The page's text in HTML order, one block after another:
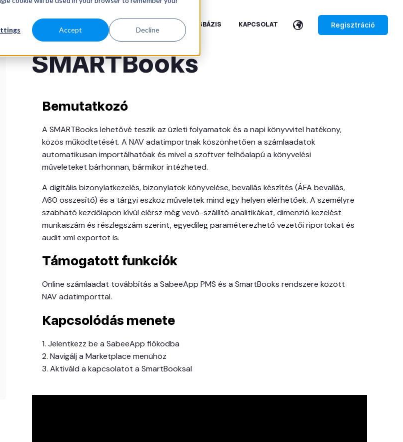
Accept Decline
MEGOLDÁSOK ÜGYFELEINK TUDÁSBÁZIS KAPCSOLAT Regisztráció
SMARTBooks
Bemutatkozó
A SMARTBooks lehetővé teszik az üzleti folyamatok és a napi könyvvitel hatékony,
közös működtetését. A NAV adatimportnak köszönhetően a számlaadatok
automatikusan importálhatóak és mivel a szoftver felhőalapú a könyvelési
műveleteket bárhonnan, bármikor intézheted.
A digitális bizonylatkezelés, bizonylatok könyvelése, bevallás készítés (ÁFA bevallás,
A60 összesítő) és a tárgyi eszköz műveletek mind egy helyen elérhetőek. A személyre
szabható kezdőlapon kívül elérsz még vevő-szállító analitikákat, dimenzió kezelést
munkaszám és részlegszám szerint, egyedileg paraméterezhető vezetői riportokat és
audit xml exportot is.
Támogatott funkciók
Online számlaadat továbbítás a SabeeApp PMS és a SmartBooks rendszere között
NAV adatimporttal.
Kapcsolódás menete
1. Jelentkezz be a SabeeApp fiókodba
2. Navigálj a Marketplace menühöz
3. Aktiváld a kapcsolatot a SmartBooksal